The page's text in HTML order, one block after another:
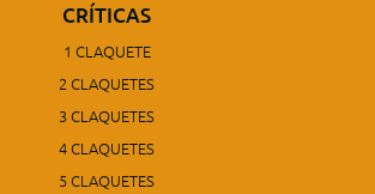
CRÍTICAS
1 CLAQUETE
2 CLAQUETES
3 CLAQUETES
4 CLAQUETES
5 CLAQUETES